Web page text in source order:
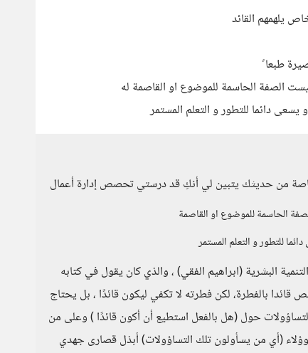
يلهمهم القائد
طبعا
الصفة الحاسمة للموضوع او القاصمة له
دائما للتطور و التعلم المستمر
من حديثك يتبين لي أنكِ قد درستي تحصص إدارة أعمال
الحاسمة للموضوع او القاصمة
للتطور و التعلم المستمر
البشرية (ابراهيم الفقي) ، والذي كان يقول في كتابه
قائدا بالفطرة، لكن فطرته لا تكفي ليكون قائدًا ، بل يحتاج
حول (هل بالفعل استطيع أن أكون قائدًا ) وعلى من
(أي من يسأولون تلك التساؤولات) أبذل قصارى جهدي